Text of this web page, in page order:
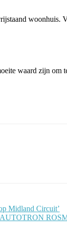
waard zijn om
Midland Circuit’